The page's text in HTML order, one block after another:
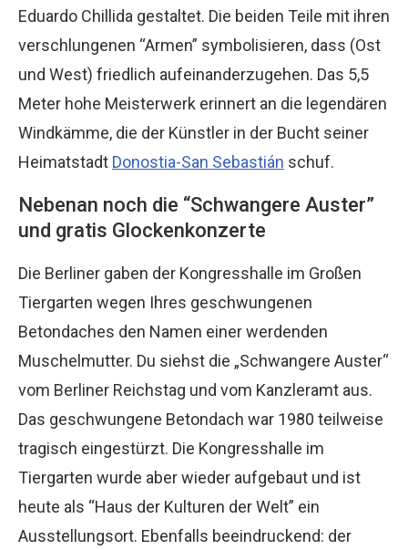
Eduardo Chillida gestaltet. Die beiden Teile mit ihren
verschlungenen “Armen” symbolisieren, dass (Ost
und West) friedlich aufeinanderzugehen. Das 5,5
Meter hohe Meisterwerk erinnert an die legendären
Windkämme, die der Künstler in der Bucht seiner
Heimatstadt Donostia-San Sebastián schuf.
Nebenan noch die “Schwangere Auster”
und gratis Glockenkonzerte
Die Berliner gaben der Kongresshalle im Großen
Tiergarten wegen Ihres geschwungenen
Betondaches den Namen einer werdenden
Muschelmutter. Du siehst die „Schwangere Auster“
vom Berliner Reichstag und vom Kanzleramt aus.
Das geschwungene Betondach war 1980 teilweise
tragisch eingestürzt. Die Kongresshalle im
Tiergarten wurde aber wieder aufgebaut und ist
heute als “Haus der Kulturen der Welt” ein
Ausstellungsort. Ebenfalls beeindruckend: der